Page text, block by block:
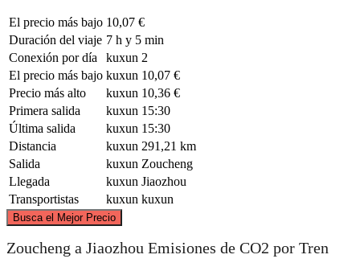
El precio más bajo 10,07 €
Duración del viaje 7 h y 5 min
Conexión por día
kuxun 2
El precio más bajo kuxun 10,07 €
Precio más alto
kuxun 10,36 €
Primera salida
kuxun 15:30
Última salida
kuxun 15:30
Distancia
kuxun 291,21 km
Salida
kuxun Zoucheng
Llegada
kuxun Jiaozhou
Transportistas
kuxun kuxun
Busca el Mejor Precio
Zoucheng a Jiaozhou Emisiones de CO2 por Tren